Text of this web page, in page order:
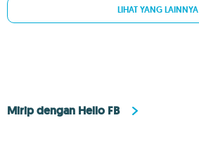
LIHAT YANG LAINNYA
Mirip dengan Hello FB